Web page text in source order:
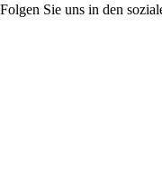
Folgen Sie uns in den